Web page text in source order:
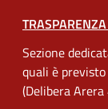
Sezione
quali è
(Delibera